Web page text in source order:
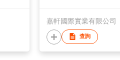
嘉軒國際實業有限公司
查詢